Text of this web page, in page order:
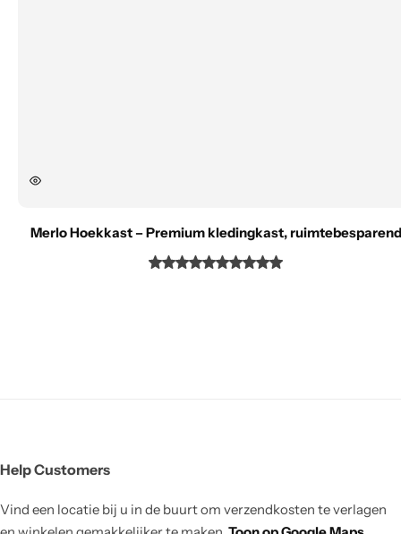
Merlo Hoekkast – Premium kledingkast, ruimtebesparend
Help Customers
Vind een locatie bij u in de buurt om verzendkosten te verlagen